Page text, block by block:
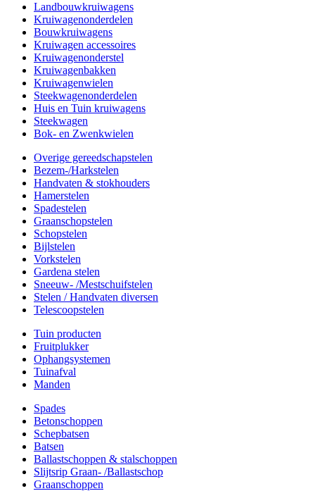
Landbouwkruiwagens
Kruiwagenonderdelen
Bouwkruiwagens
Kruiwagen accessoires
Kruiwagenonderstel
Kruiwagenbakken
Kruiwagenwielen
Steekwagenonderdelen
Huis en Tuin kruiwagens
Steekwagen
Bok- en Zwenkwielen
Overige gereedschapstelen
Bezem-/Harkstelen
Handvaten & stokhouders
Hamerstelen
Spadestelen
Graanschopstelen
Schopstelen
Bijlstelen
Vorkstelen
Gardena stelen
Sneeuw- /Mestschuifstelen
Stelen / Handvaten diversen
Telescoopstelen
Tuin producten
Fruitplukker
Ophangsystemen
Tuinafval
Manden
Spades
Betonschoppen
Schepbatsen
Batsen
Ballastschoppen & stalschoppen
Slijtsrip Graan- /Ballastschop
Graanschoppen